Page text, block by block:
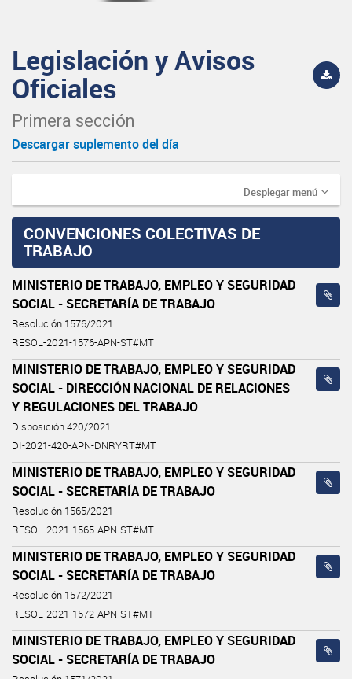
Legislación y Avisos
Oficiales
Primera sección
Descargar suplemento del día
Desplegar menú
CONVENCIONES COLECTIVAS DE
TRABAJO
MINISTERIO DE TRABAJO, EMPLEO Y SEGURIDAD
SOCIAL - SECRETARÍA DE TRABAJO
Resolución 1576/2021
RESOL-2021-1576-APN-ST#MT
MINISTERIO DE TRABAJO, EMPLEO Y SEGURIDAD
SOCIAL - DIRECCIÓN NACIONAL DE RELACIONES
Y REGULACIONES DEL TRABAJO
Disposición 420/2021
DI-2021-420-APN-DNRYRT#MT
MINISTERIO DE TRABAJO, EMPLEO Y SEGURIDAD
SOCIAL - SECRETARÍA DE TRABAJO
Resolución 1565/2021
RESOL-2021-1565-APN-ST#MT
MINISTERIO DE TRABAJO, EMPLEO Y SEGURIDAD
SOCIAL - SECRETARÍA DE TRABAJO
Resolución 1572/2021
RESOL-2021-1572-APN-ST#MT
MINISTERIO DE TRABAJO, EMPLEO Y SEGURIDAD
SOCIAL - SECRETARÍA DE TRABAJO